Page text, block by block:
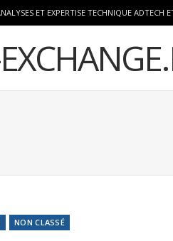
ET EXPERTISE TECHNIQUE ADTECH
NON CLASSÉ